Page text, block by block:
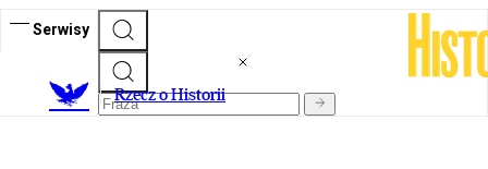
Serwisy
Rzecz o Historii